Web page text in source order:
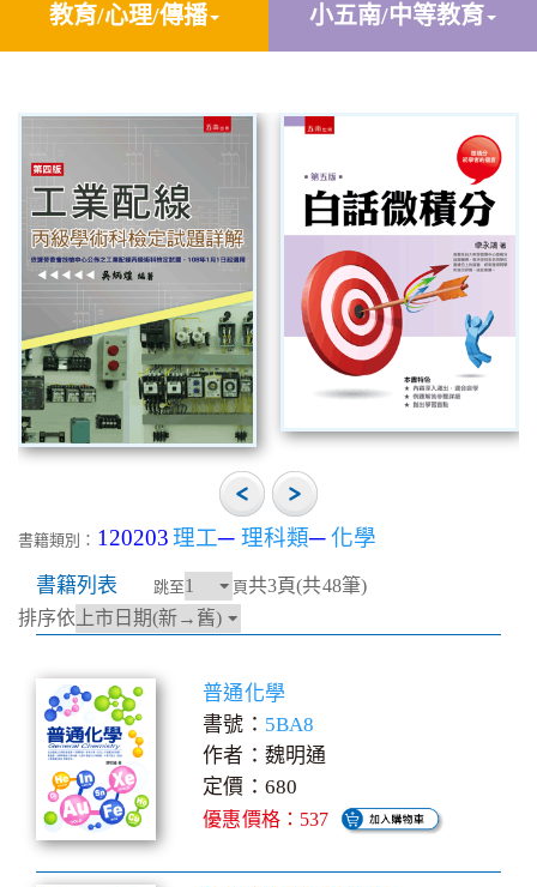
教育/心理/傳播 小五南/中等教育
書籍類別： 120203 理工─ 理科類─化學
書籍列表 跳至 頁共3頁(共48筆)
排序依
普通化學
書號： 5BA8
作者：魏明通
定價：680
優惠價格：537